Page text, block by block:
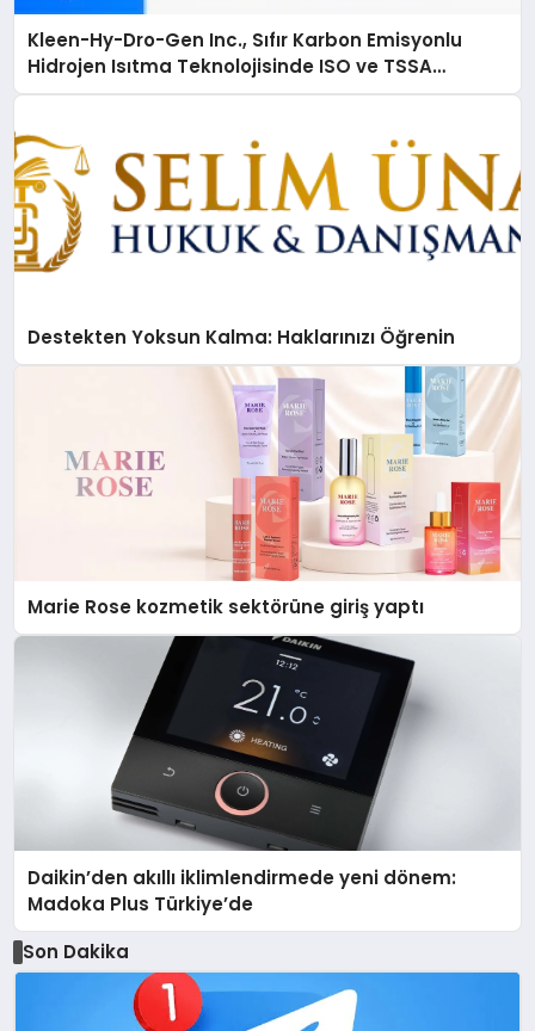
Kleen-Hy-Dro-Gen Inc., Sıfır Karbon Emisyonlu
Hidrojen Isıtma Teknolojisinde ISO ve TSSA
Düzenleyici Onaylarını Aldı
Destekten Yoksun Kalma: Haklarınızı Öğrenin
Marie Rose kozmetik sektörüne giriş yaptı
Daikin’den akıllı iklimlendirmede yeni dönem:
Madoka Plus Türkiye’de
Son Dakika